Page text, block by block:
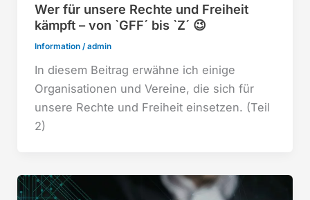
Wer für unsere Rechte und Freiheit
kämpft – von `GFF´ bis `Z´ 😉
Information/admin
In diesem Beitrag erwähne ich einige
Organisationen und Vereine, die sich für
unsere Rechte und Freiheit einsetzen. (Teil
2)